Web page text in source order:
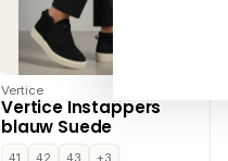
Vertice
Vertice Instappers
blauw Suede
41 42 43
+3